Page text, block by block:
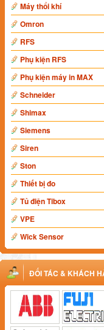
Máy thổi khí
Omron
RFS
Phụ kiện RFS
Phụ kiện máy in MAX
Schneider
Shimax
Siemens
Siren
Ston
Thiết bị đo
Tủ điện Tibox
VPE
Wick Sensor
ĐỐI TÁC & KHÁCH